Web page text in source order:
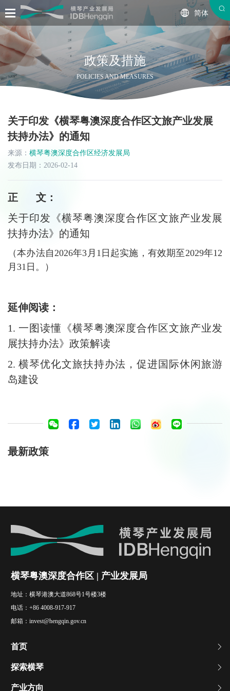
简体
政策及措施
POLICIES AND MEASURES
关于印发《横琴粤澳深度合作区文旅产业发展
扶持办法》的通知
来源： 横琴粤澳深度合作区经济发展局
发布日期：2026-02-14
正 文：
关于印发《横琴粤澳深度合作区文旅产业发展
扶持办法》的通知
（本办法自2026年3月1日起实施，有效期至2029年12
月31日。）
延伸阅读：
1. 一图读懂《横琴粤澳深度合作区文旅产业发
展扶持办法》政策解读
2. 横琴优化文旅扶持办法，促进国际休闲旅游
岛建设
最新政策
横琴粤澳深度合作区 | 产业发展局
地址： 横琴港澳大道868号1号楼3楼
电话： +86 4008-917-917
邮箱： invest@hengqin.gov.cn
首页
探索横琴
产业方向